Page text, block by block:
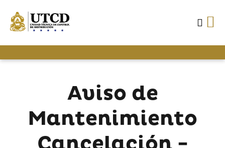
Aviso de
Mantenimiento